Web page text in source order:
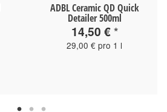
ADBL Ceramic QD Quick
Detailer 500ml
14,50 €*
29,00 € pro 1 l